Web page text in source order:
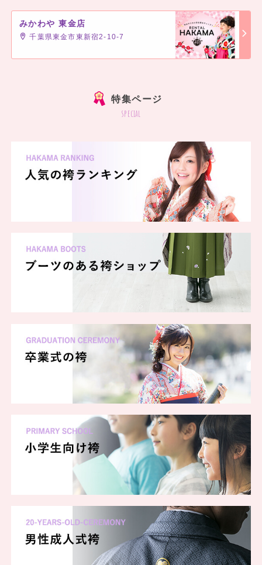
みかわや 東金店
千葉県東金市東新宿2-10-7
特集ページ
special